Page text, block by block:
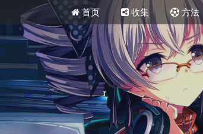
首页 收集 方法